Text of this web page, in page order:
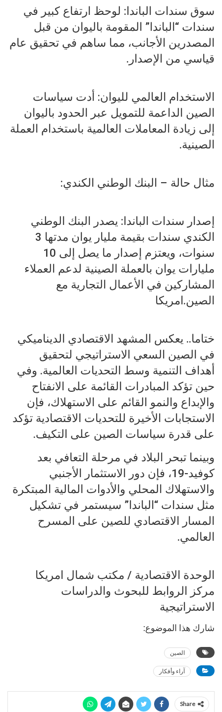
سوق سندات الباندا: لوحظ ارتفاع كبير في
سندات “الباندا” المقومة باليوان من قبل
المصدرين الأجانب، مما ساهم في تحقيق عام
قياسي من الإصدار.
الاستخدام العالمي لليوان: أدت سياسات
الصين الداعمة للتمويل عبر الحدود باليوان
إلى زيادة المعاملات العالمية باستخدام العملة
الصينية.
مثال حالة – البنك الوطني الكندي:
إصدار سندات الباندا: يصدر البنك الوطني
الكندي سندات بقيمة مليار يوان مدتها 3
سنوات، ويعتزم إصدار ما يصل إلى 10
مليارات يوان بالعملة الصينية لدعم العملاء
المشاركين في الأعمال التجارية مع
الصين.امريكا
ختاما.. يعكس المشهد الاقتصادي الديناميكي
في الصين السعي الاستراتيجي لتحقيق
أهداف التنمية وسط التحديات العالمية. وفي
حين تؤكد المبادرات القائمة على الانفتاح
والإبداع والنمو القائم على الاستهلاك، فإن
الاستجابات الأخيرة للتحديات الاقتصادية تؤكد
على قدرة سياسات الصين على التكيف.
وبينما تبحر البلاد في مرحلة التعافي بعد
كوفيد-19، فإن دور الاستثمار الأجنبي
والاستهلاك المحلي والأدوات المالية المبتكرة
مثل سندات “الباندا” سيستمر في تشكيل
المسار الاقتصادي للصين على المسرح
العالمي.
الوحدة الاقتصادية / مكتب شمال امريكا
مركز الروابط للبحوث والدراسات
الاستراتيجية
شارك هذا الموضوع:
الصين
آراء وأفكار
Share